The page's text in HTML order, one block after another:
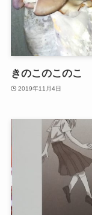
きのこのこのこ
2019年11月4日